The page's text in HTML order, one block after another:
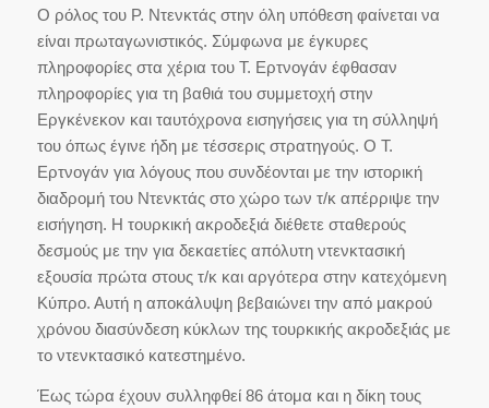
Ο ρόλος του Ρ. Ντενκτάς στην όλη υπόθεση φαίνεται να
είναι πρωταγωνιστικός. Σύμφωνα με έγκυρες
πληροφορίες στα χέρια του Τ. Ερτνογάν έφθασαν
πληροφορίες για τη βαθιά του συμμετοχή στην
Εργκένεκον και ταυτόχρονα εισηγήσεις για τη σύλληψή
του όπως έγινε ήδη με τέσσερις στρατηγούς. Ο Τ.
Ερτνογάν για λόγους που συνδέονται με την ιστορική
διαδρομή του Ντενκτάς στο χώρο των τ/κ απέρριψε την
εισήγηση. Η τουρκική ακροδεξιά διέθετε σταθερούς
δεσμούς με την για δεκαετίες απόλυτη ντενκτασική
εξουσία πρώτα στους τ/κ και αργότερα στην κατεχόμενη
Κύπρο. Αυτή η αποκάλυψη βεβαιώνει την από μακρού
χρόνου διασύνδεση κύκλων της τουρκικής ακροδεξιάς με
το ντενκτασικό κατεστημένο.
Έως τώρα έχουν συλληφθεί 86 άτομα και η δίκη τους